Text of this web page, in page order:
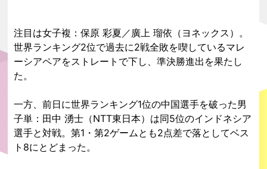
注目は女子複：保原 彩夏／廣上 瑠依（ヨネックス）。
世界ランキング2位で過去に2戦全敗を喫しているマレ
ーシアペアをストレートで下し、準決勝進出を果たし
た。
一方、前日に世界ランキング1位の中国選手を破った男
子単：田中 湧士（NTT東日本）は同5位のインドネシア
選手と対戦。第1・第2ゲームとも2点差で落としてベス
ト8にとどまった。